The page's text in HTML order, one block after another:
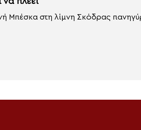
Μπέσκα στη λίμνη Σκόδρας